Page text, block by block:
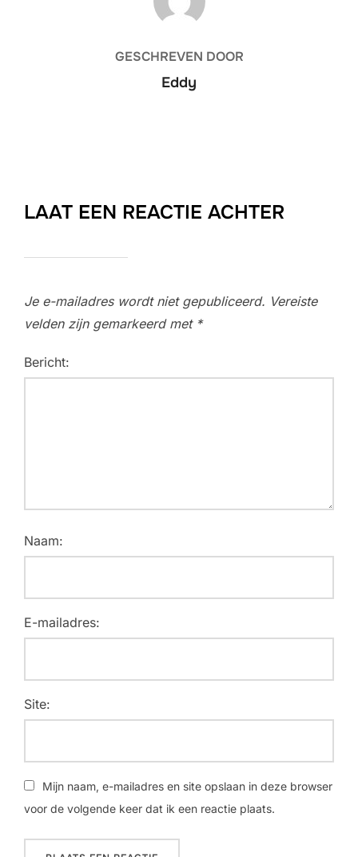
GESCHREVEN DOOR
Eddy
LAAT EEN REACTIE ACHTER
Je e-mailadres wordt niet gepubliceerd. Vereiste
velden zijn gemarkeerd met *
Bericht:
Naam:
E-mailadres:
Site:
Mijn naam, e-mailadres en site opslaan in deze browser
voor de volgende keer dat ik een reactie plaats.